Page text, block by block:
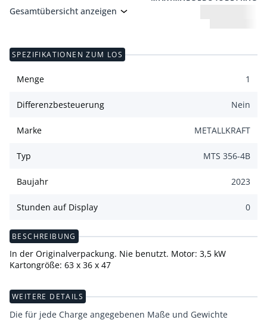
Gesamtübersicht anzeigen
SPEZIFIKATIONEN ZUM LOS
Menge 1
Differenzbesteuerung Nein
Marke METALLKRAFT
Typ MTS 356-4B
Baujahr 2023
Stunden auf Display 0
BESCHREIBUNG
In der Originalverpackung. Nie benutzt. Motor: 3,5 kW
Kartongröße: 63 x 36 x 47
WEITERE DETAILS
Die für jede Charge angegebenen Maße und Gewichte